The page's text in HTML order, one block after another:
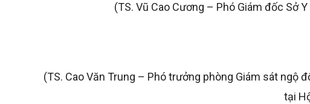
(TS. Vũ Cao Cương – Phó Giám đốc Sở
(TS. Cao Văn Trung – Phó trưởng phòng Giám sát
tại